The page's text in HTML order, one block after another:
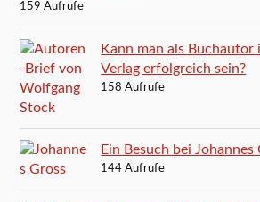
159 Aufrufe
Kann man als Buchautor
Verlag erfolgreich sein?
158 Aufrufe
Ein Besuch bei Johannes
144 Aufrufe